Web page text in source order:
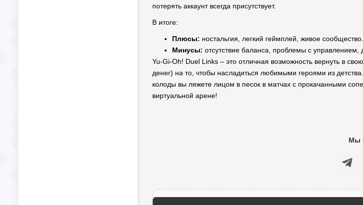
потерять аккаунт всегда присутствует.
В итоге:
Плюсы: ностальгия, легкий геймплей, живое сообщество.
Минусы: отсутствие баланса, проблемы с управлением,
Yu-Gi-Oh! Duel Links – это отличная возможность вернуть в
денег) на то, чтобы насладиться любимыми героями из
колоды вы ляжете лицом в песок в матчах с прокачанными
виртуальной арене!
Мы